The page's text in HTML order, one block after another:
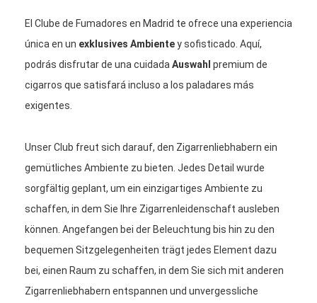
El Clube de Fumadores en Madrid te ofrece una experiencia
única en un exklusives Ambientey sofisticado. Aquí,
podrás disfrutar de una cuidada Auswahl premium de
cigarros que satisfará incluso a los paladares más
exigentes.
Unser Club freut sich darauf, den Zigarrenliebhabern ein
gemütliches Ambiente zu bieten. Jedes Detail wurde
sorgfältig geplant, um ein einzigartiges Ambiente zu
schaffen, in dem Sie Ihre Zigarrenleidenschaft ausleben
können. Angefangen bei der Beleuchtung bis hin zu den
bequemen Sitzgelegenheiten trägt jedes Element dazu
bei, einen Raum zu schaffen, in dem Sie sich mit anderen
Zigarrenliebhabern entspannen und unvergessliche